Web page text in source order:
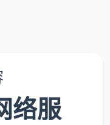
络服